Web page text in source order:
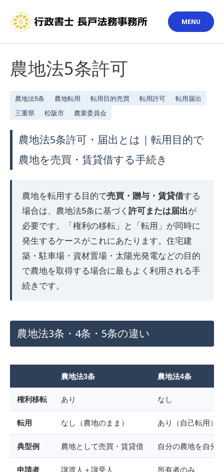
content
MENU
農地法5条許可
農地法5条 農地転用 転用目的売買 転用許可
転用届出
三重県
松阪市 農業委員会
農地法5条許可・届出とは｜転用目的で
農地を売買・賃貸借する手続き
農地を転用する目的で売買・贈与・賃貸借する
場合は、農地法5条に基づく 許可または届出が
必要です。「権利の移転」と「転用」が同時に
発生するケースがこれにあたります。住宅建
築・駐車場・資材置場・太陽光発電などの目的
で農地を取得する場合に最もよく利用される手
続きです。
農地法3条・4条・5条の違い
農地法3条 農地法4条
権利移転 あり なし
転用 なし（農地のまま） あり（自己転用）
典型例 農地として売買・賃貸借 自分の農地を自分
申請者 譲渡人＋譲受人 所有者のみ